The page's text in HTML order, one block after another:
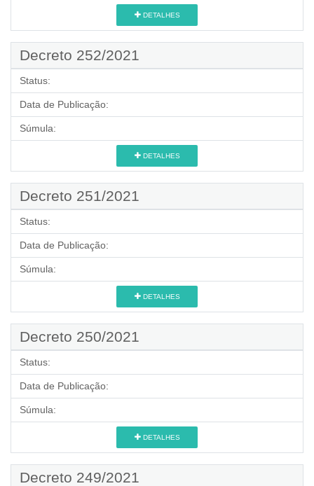
DETALHES
Decreto 252/2021
Status:
Data de Publicação:
Súmula:
DETALHES
Decreto 251/2021
Status:
Data de Publicação:
Súmula:
DETALHES
Decreto 250/2021
Status:
Data de Publicação:
Súmula:
DETALHES
Decreto 249/2021